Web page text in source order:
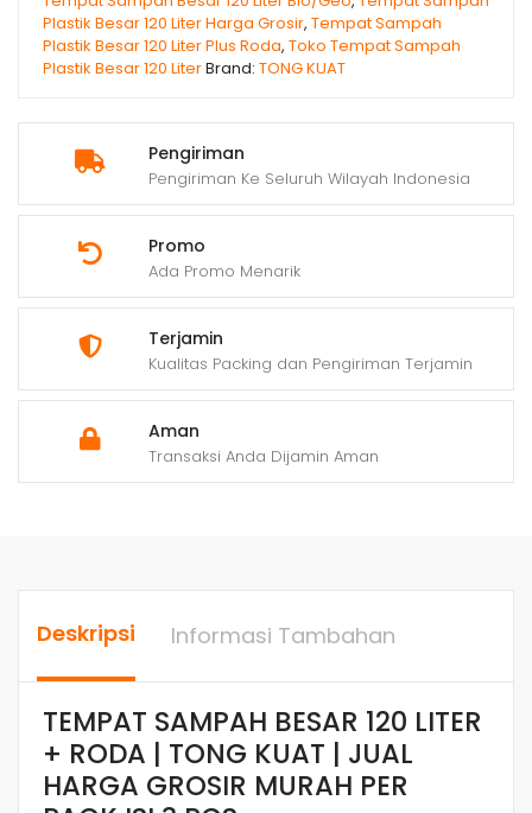
Pengiriman
Pengiriman Ke Seluruh Wilayah Indonesia
Promo
Ada Promo Menarik
Terjamin
Kualitas Packing dan Pengiriman Terjamin
Aman
Transaksi Anda Dijamin Aman
Plastik Besar 120 Liter Harga Grosir, Tempat Sampah
Plastik Besar 120 Liter Plus Roda, Toko Tempat Sampah
Plastik Besar 120 LiterBrand: TONG KUAT
Deskripsi Informasi Tambahan
TEMPAT SAMPAH BESAR 120 LITER
+ RODA | TONG KUAT | JUAL
HARGA GROSIR MURAH PER